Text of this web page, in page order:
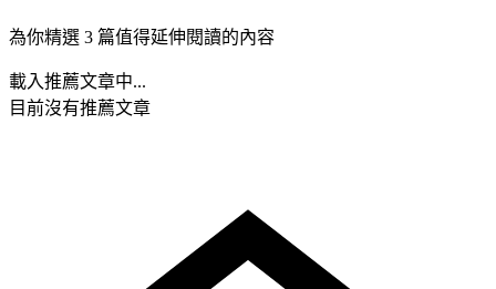
為你精選 3 篇值得延伸閱讀的內容
載入推薦文章中...
目前沒有推薦文章